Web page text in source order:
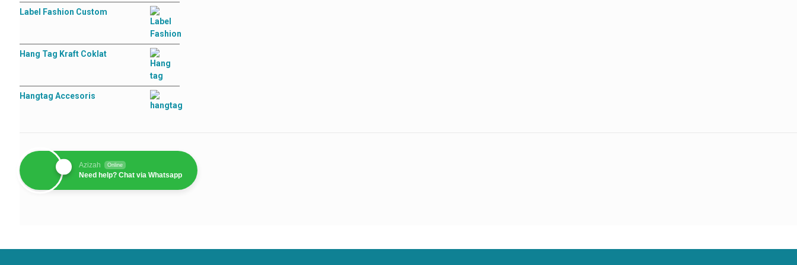
Label Fashion Custom
Hang Tag Kraft Coklat
Hangtag Accesoris
Azizah Online
Need help? Chat via Whatsapp